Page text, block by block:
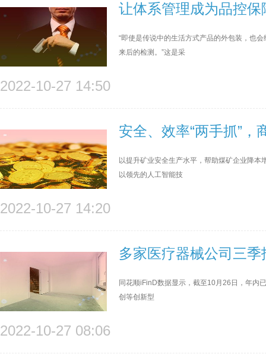
让体系管理成为品控
“即使是传说中的生活方式产品的外包装，也
来后的检测。”这是采
2022-10-27 14:50
安全、效率“两手抓”
以提升矿业安全生产水平，帮助煤矿企业降
以领先的人工智能技
2022-10-27 14:20
多家医疗器械公司三
同花顺iFinD数据显示，截至10月26日，年内
创等创新型
2022-10-27 08:06